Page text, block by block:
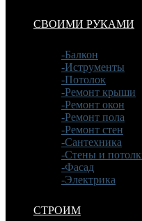
СВОИМИ РУКАМИ
-Балкон
-Иструменты
-Потолок
-Ремонт крыши
-Ремонт окон
-Ремонт пола
-Ремонт стен
-Сантехника
-Стены и
-Фасад
-Электрика
СТРОИМ